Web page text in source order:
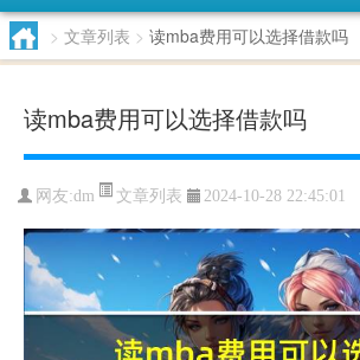
> 文章列表 > 读mba费用可以选择借款吗
读mba费用可以选择借款吗
网友:dm 文章列表 2024-10-28 22:45:01